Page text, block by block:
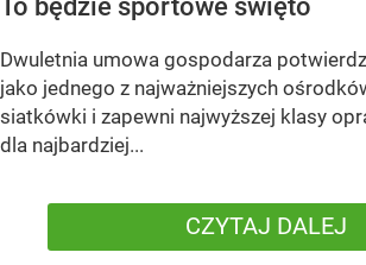
To będzie sportowe święto
Dwuletnia umowa gospodarza
jako jednego z najważniejszych
siatkówki i zapewni najwyższej klasy
dla najbardziej...
CZYTAJ DALEJ